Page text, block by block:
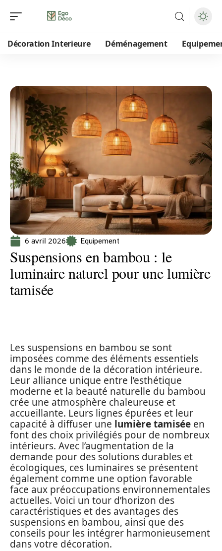
Décoration Interieure Déménagement
6 avril 2026 Equipement
Suspensions en bambou : le
luminaire naturel pour une lumière
tamisée
Les suspensions en bambou se sont
imposées comme des éléments essentiels
dans le monde de la décoration intérieure.
Leur alliance unique entre l’esthétique
moderne et la beauté naturelle du bambou
crée une atmosphère chaleureuse et
accueillante. Leurs lignes épurées et leur
capacité à diffuser une lumière tamisée en
font des choix privilégiés pour de nombreux
intérieurs. Avec l’augmentation de la
demande pour des solutions durables et
écologiques, ces luminaires se présentent
également comme une option favorable
face aux préoccupations environnementales
actuelles. Voici un tour d’horizon des
caractéristiques et des avantages des
suspensions en bambou, ainsi que des
conseils pour les intégrer harmonieusement
dans votre décoration.